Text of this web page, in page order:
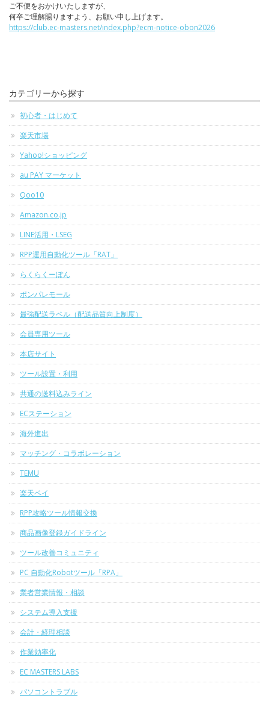
ご不便をおかけいたしますが、
何卒ご理解賜りますよう、お願い申し上げます。
https://club.ec-masters.net/index.php?ecm-notice-obon2026
カテゴリーから探す
初心者・はじめて
楽天市場
Yahoo!ショッピング
au PAY マーケット
Qoo10
Amazon.co.jp
LINE活用・LSEG
RPP運用自動化ツール「RAT」
らくらくーぽん
ポンパレモール
最強配送ラベル（配送品質向上制度）
会員専用ツール
本店サイト
ツール設置・利用
共通の送料込みライン
ECステーション
海外進出
マッチング・コラボレーション
TEMU
楽天ペイ
RPP攻略ツール情報交換
商品画像登録ガイドライン
ツール改善コミュニティ
PC 自動化Robotツール「RPA」
業者営業情報・相談
システム導入支援
会計・経理相談
作業効率化
EC MASTERS LABS
パソコントラブル